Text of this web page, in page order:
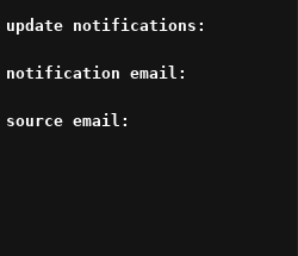
notifications:
email:
source email:
mta:
snmp: